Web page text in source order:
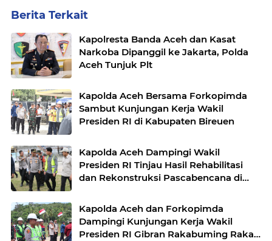
Berita Terkait
Kapolresta Banda Aceh dan Kasat
Narkoba Dipanggil ke Jakarta, Polda
Aceh Tunjuk Plt
Kapolda Aceh Bersama Forkopimda
Sambut Kunjungan Kerja Wakil
Presiden RI di Kabupaten Bireuen
Kapolda Aceh Dampingi Wakil
Presiden RI Tinjau Hasil Rehabilitasi
dan Rekonstruksi Pascabencana di
Kapolda Aceh dan Forkopimda
Dampingi Kunjungan Kerja Wakil
Presiden RI Gibran Rakabuming Raka